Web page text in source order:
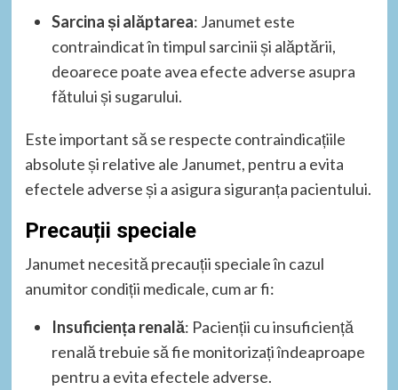
Sarcina și alăptarea: Janumet este
contraindicat în timpul sarcinii și alăptării,
deoarece poate avea efecte adverse asupra
fătului și sugarului.
Este important să se respecte contraindicațiile
absolute și relative ale Janumet, pentru a evita
efectele adverse și a asigura siguranța pacientului.
Precauții speciale
Janumet necesită precauții speciale în cazul
anumitor condiții medicale, cum ar fi:
Insuficiența renală: Pacienții cu insuficiență
renală trebuie să fie monitorizați îndeaproape
pentru a evita efectele adverse.